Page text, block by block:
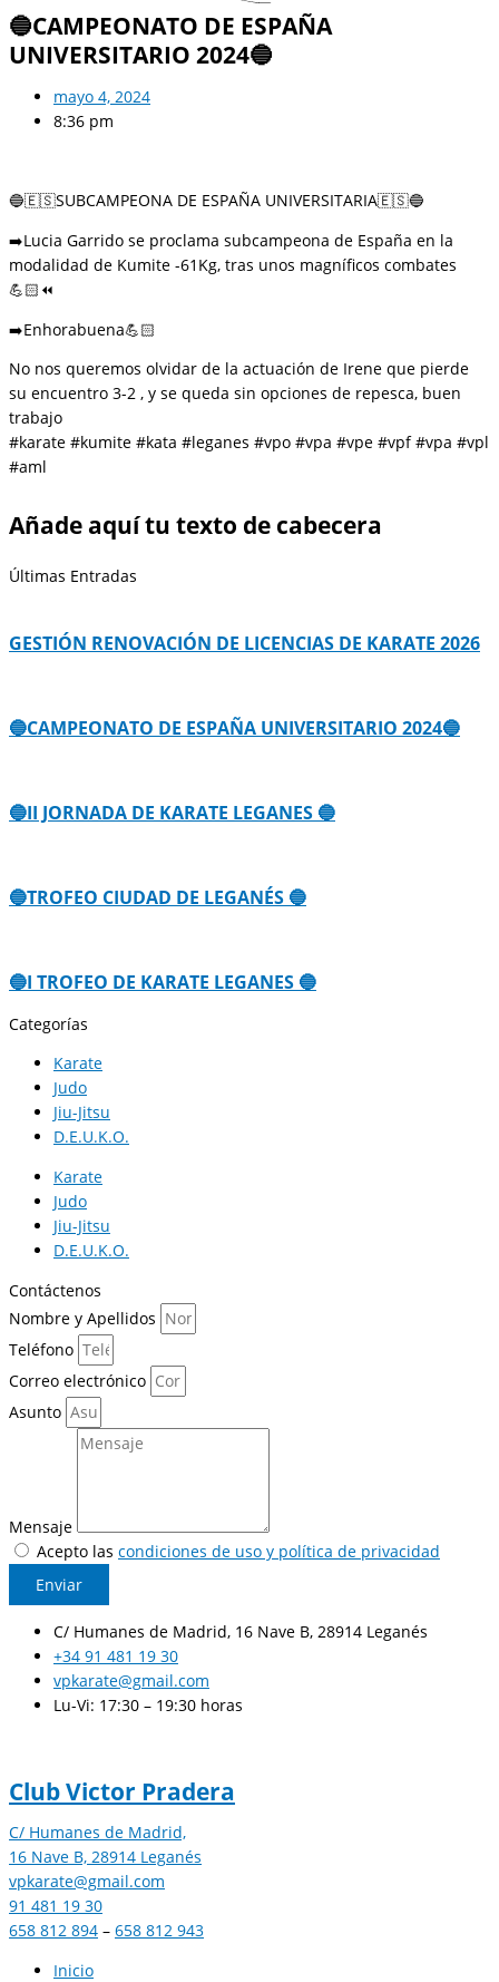
🔵CAMPEONATO DE ESPAÑA
UNIVERSITARIO 2024🔵
mayo 4, 2024
8:36 pm
🔵🇪🇸SUBCAMPEONA DE ESPAÑA UNIVERSITARIA🇪🇸🔵
➡️Lucia Garrido se proclama subcampeona de España en la
modalidad de Kumite -61Kg, tras unos magníficos combates
💪🏻⏪
➡️Enhorabuena💪🏻
No nos queremos olvidar de la actuación de Irene que pierde
su encuentro 3-2 , y se queda sin opciones de repesca, buen
trabajo
#karate #kumite #kata #leganes #vpo #vpa #vpe #vpf #vpa #vpl
#aml
Añade aquí tu texto de cabecera
Últimas Entradas
GESTIÓN RENOVACIÓN DE LICENCIAS DE KARATE 2026
🔵CAMPEONATO DE ESPAÑA UNIVERSITARIO 2024🔵
🔵II JORNADA DE KARATE LEGANES 🔵
🔵TROFEO CIUDAD DE LEGANÉS 🔵
🔵I TROFEO DE KARATE LEGANES 🔵
Categorías
Karate
Judo
Jiu-Jitsu
D.E.U.K.O.
Karate
Judo
Jiu-Jitsu
D.E.U.K.O.
Contáctenos
Nombre y Apellidos
Teléfono
Correo electrónico
Asunto
Mensaje
Acepto las condiciones de uso y política de privacidad
Enviar
C/ Humanes de Madrid, 16 Nave B, 28914 Leganés
+34 91 481 19 30
vpkarate@gmail.com
Lu-Vi: 17:30 – 19:30 horas
Club Victor Pradera
C/ Humanes de Madrid,
16 Nave B, 28914 Leganés
vpkarate@gmail.com
91 481 19 30
658 812 894 – 658 812 943
Inicio